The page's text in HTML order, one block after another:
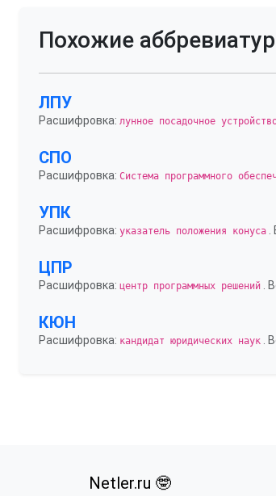
Похожие
ЛПУ
Расшифровка: лунное посадочное
СПО
Расшифровка: Система программного
УПК
Расшифровка: указатель положения конуса
ЦПР
Расшифровка: центр программных решений .
КЮН
Расшифровка: кандидат юридических наук .
Netler.ru 🤓